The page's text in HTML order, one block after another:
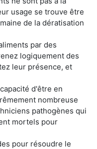
usage se trouve être
de la dératisation
par des
logiquement des
leur présence, et
d'être en
nombreuse
pathogènes qui
mortels pour
pour résoudre le